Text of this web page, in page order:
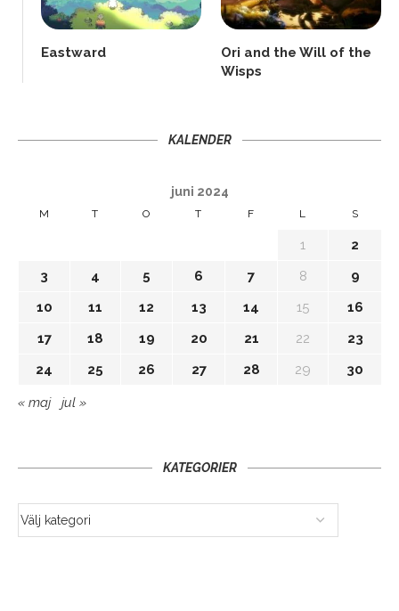
Eastward
Ori and the Will of the
Wisps
KALENDER
juni 2024
M T O T F L S
1
2
3
4 5 6 7 8
9
10
11 12 13 14 15
16
17
18 19 20 21 22
23
24
25 26 27 28 29 30
« maj jul »
KATEGORIER